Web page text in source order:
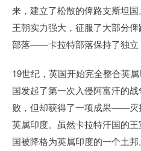
来，建立了松散的俾路支斯坦
王朝实力强大，征服了大部分
部落——卡拉特部落保持了独立
19世纪，英国开始完全整合英
国发起了第一次入侵阿富汗的
败，但却获得了一项成果——灭
英属印度。虽然卡拉特汗国的
国被降格为英属印度的一个土